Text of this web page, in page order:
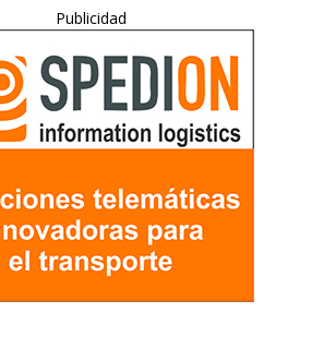
Publicidad